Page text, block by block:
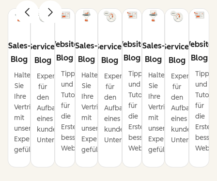
Sales-
Blog
Halten
Sie
Ihre
Vertriebspipeline
mit
unseren
Expertentipps
gefüllt.
Service-
Blog
Expertentipps
für
den
Aufbau
eines
kundenorientierten
Unternehmens.
Website-
Blog
Tipps
und
Tutorials
für
die
Erstellung
besserer
Websites.
Sales-
Blog
Halten
Sie
Ihre
Vertriebspipeline
mit
unseren
Expertentipps
gefüllt.
Service-
Blog
Expertentipps
für
den
Aufbau
eines
kundenorientierten
Unternehmens.
Website-
Blog
Tipps
und
Tutorials
für
die
Erstellung
besserer
Websites.
Sales-
Blog
Halten
Sie
Ihre
Vertriebspipeline
mit
unseren
Expertentipps
gefüllt.
Service-
Blog
Expertentipps
für
den
Aufbau
eines
Website-
Blog
Tipps
und
für
die